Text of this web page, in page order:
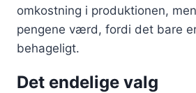
omkostning i produktionen,
pengene værd, fordi det bare
behageligt.
Det endelige valg